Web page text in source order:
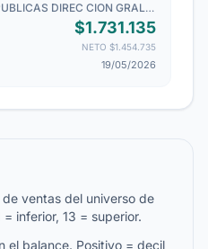
DIREC CION GRAL
de Aeropuertos - MOPTT
$1.731.135
NETO $1.454.735
19/05/2026
ventas del universo de
inferior, 13 = superior.
el balance. Positivo = decil